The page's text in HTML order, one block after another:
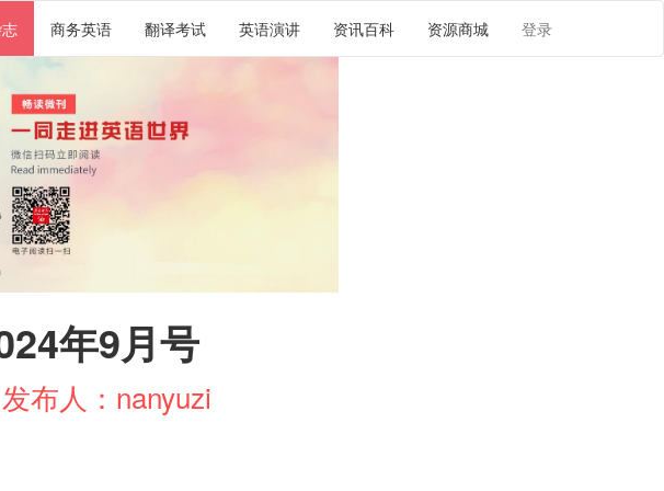
商务英语 翻译考试 英语演讲 资讯百科 资源商城 登录
年9月号
发布人：nanyuzi